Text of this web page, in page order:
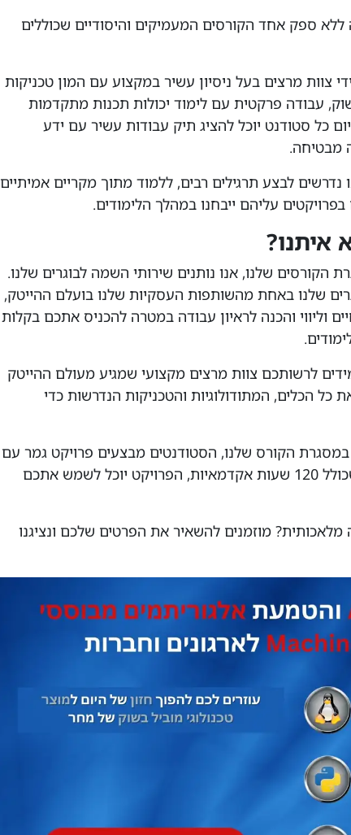
ספק אחד הקורסים המעמיקים והיסודיים שכוללים
צוות מרצים בעל ניסיון עשיר במקצוע עם המון טכניקות
עבודה פרקטית עם לימוד יכולות תכנות מתקדמות
כל סטודנט יוכל להציג תיק עבודות עשיר עם ידע
מבטיחה.
לבצע תרגילים רבים, ללמוד מתוך מקריים אמיתיים
עליהם ייבחנו במהלך הלימודים.
איתנו?
הקורסים שלנו, אנו נותנים שירותי השמה לבוגרים שלנו.
שלנו באחת מהשותפות העסקיות שלנו בועלם ההייטק,
וליווי והכנה לראיון עבודה במטרה להכניס אתכם בקלות
לרשותכם צוות מרצים מקצועי שמגיע מעולם ההייטק
כל הכלים, המתודולוגיות והטכניקות הנדרשות כדי
הקורס שלנו, הסטודנטים מבצעים פרויקט גמר עם
צוות מהנדסים של RT GROUP שכולל 120 שעות אקדמאיות, הפרויקט יוכל לשמש אתכם
מוזמנים להשאיר את הפרטים שלכם ונציגנו